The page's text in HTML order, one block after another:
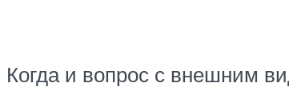
Когда и вопрос с внешним